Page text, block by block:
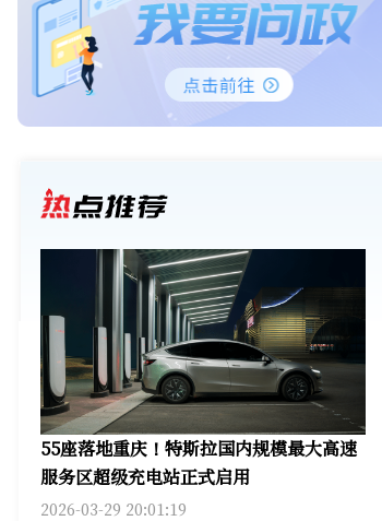
55座落地重庆！特斯拉国内规模最大高速
服务区超级充电站正式启用
2026-03-29 20:01:19